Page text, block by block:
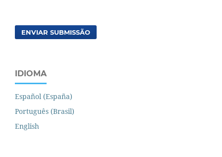
ENVIAR SUBMISSÃO
IDIOMA
Español (España)
Português (Brasil)
English